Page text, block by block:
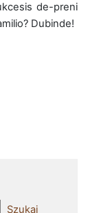
de-preni
Dubinde!